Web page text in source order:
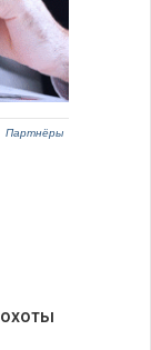
Партнёры